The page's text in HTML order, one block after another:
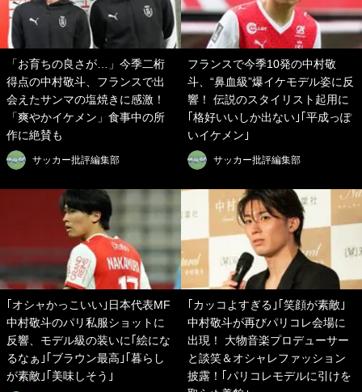
「お育ちの良さが…」今季二桁
得点の中村敬斗、フランスで出
会えたサンマの塩焼きに感激！
「爽やかイケメン」食事中の所
作に絶賛も
サッカー批評編集部
フランスで今季10発の中村敬
斗、“鼻血級”爆イケモデル姿に反
響！ 伝説のスタイリスト起用に
｢格好いいしか出ない｣｢平成っぽ
いイケメン｣
サッカー批評編集部
｢オシャかっこいい｣日本代表MF
中村敬斗のパリ私服ショットに
反響、モデル級の装いに｢絵にな
るなぁ｣｢ブラウン最高｣｢暮らし
が素敵｣｢美味しそう｣
｢カッコよすぎる｣｢笑顔が素敵｣
中村敬斗が再びパリコレ会場に
出現！ 大物音楽プロデューサー
と談笑＆オシャレファッション
披露！｢パリコレモデルに引けを